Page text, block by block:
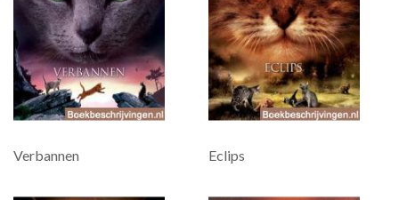
Verbannen Eclips